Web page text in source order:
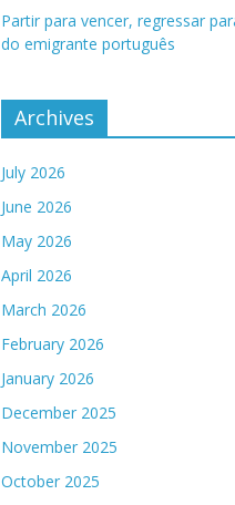
Partir para vencer, regressar
do emigrante português
Archives
July 2026
June 2026
May 2026
April 2026
March 2026
February 2026
January 2026
December 2025
November 2025
October 2025